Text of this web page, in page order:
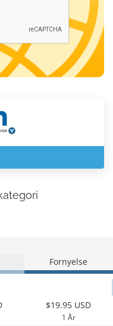
Fornyelse
$19.95 USD
1 År